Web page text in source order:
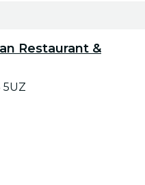
Restaurant &
5UZ